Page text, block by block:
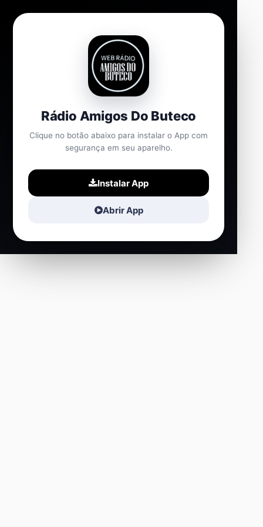
Rádio Amigos Do Buteco
Clique no botão abaixo para instalar o App com
segurança em seu aparelho.
Instalar App
Abrir App